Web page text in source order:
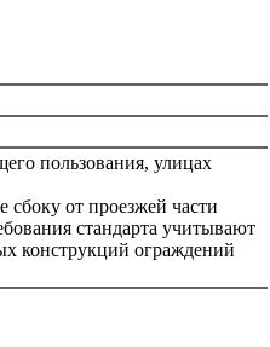
пользования, улицах
от проезжей части
стандарта учитывают
конструкций ограждений